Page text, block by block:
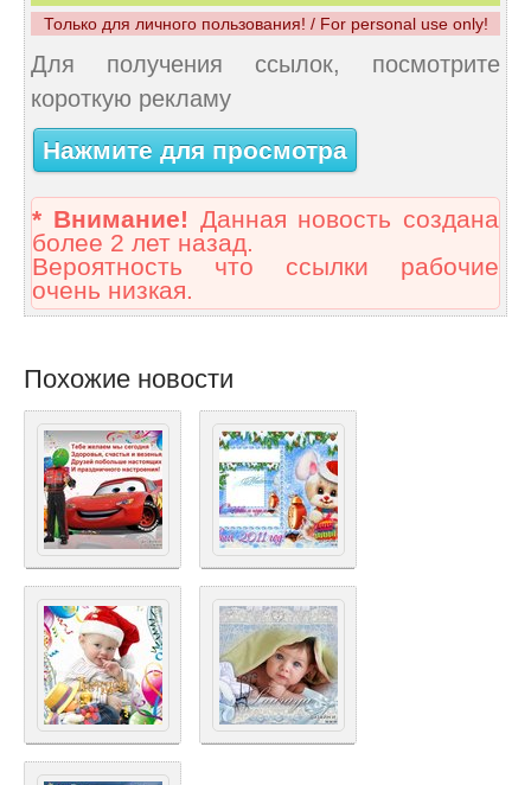
Только для личного пользования! / For personal use only!
Для получения ссылок, посмотрите
короткую рекламу
Нажмите для просмотра
* Внимание! Данная новость создана
более 2 лет назад.
Вероятность что ссылки рабочие
очень низкая.
Похожие новости